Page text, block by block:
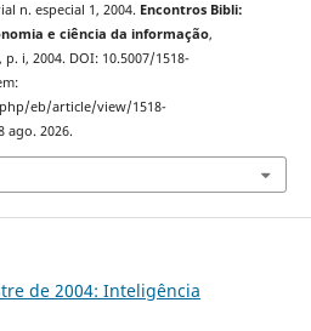
n. especial 1, 2004. Encontros Bibli:
e ciência da informação,
i, 2004. DOI: 10.5007/1518-
eb/article/view/1518-
ago. 2026.
de 2004: Inteligência